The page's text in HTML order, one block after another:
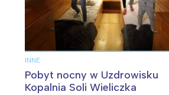
INNE
Pobyt nocny w Uzdrowisku
Kopalnia Soli Wieliczka